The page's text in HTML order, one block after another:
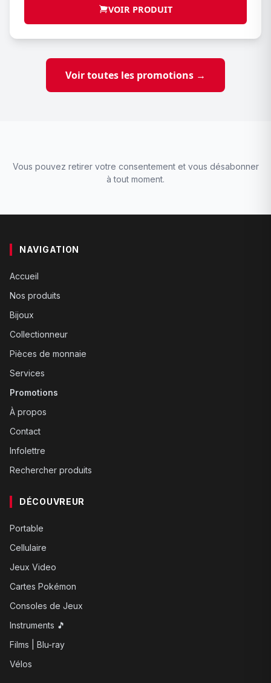
VOIR PRODUIT
Voir toutes les promotions →
Vous pouvez retirer votre consentement et vous désabonner
à tout moment.
NAVIGATION
Accueil
Nos produits
Bijoux
Collectionneur
Pièces de monnaie
Services
Promotions
À propos
Contact
Infolettre
Rechercher produits
DÉCOUVREUR
Portable
Cellulaire
Jeux Video
Cartes Pokémon
Consoles de Jeux
Instruments 🎵
Films | Blu-ray
Vélos